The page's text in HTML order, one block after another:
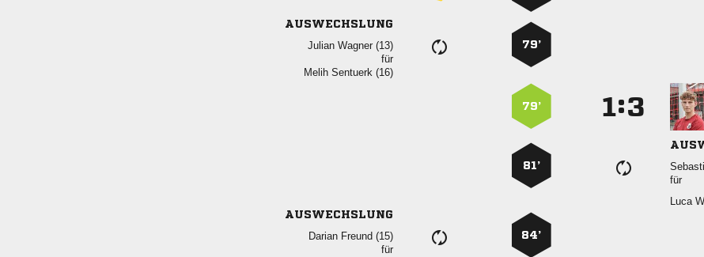
AUSWECHSLUNG
  
für
  
79’
79’ :
81’
für

AUSWECHSLUNG
  
für
84’